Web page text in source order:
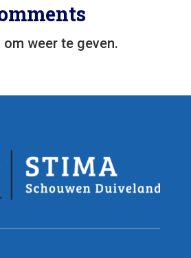
weer te geven.